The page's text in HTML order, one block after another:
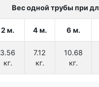
Вес одной трубы при
2 м. 4 м. 6 м.
3.56
кг.
7.12
кг.
10.68
кг.